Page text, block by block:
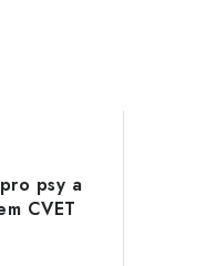
psy a
CVET